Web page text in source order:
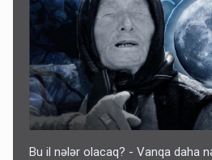
Bu il nələr olacaq? - Vanqa daha